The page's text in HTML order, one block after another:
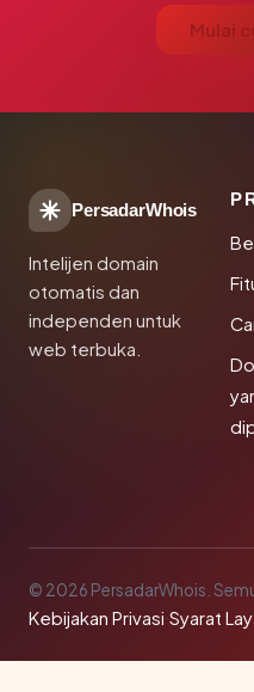
Mulai
PersadarWhois
Intelijen domain
otomatis dan
independen untuk
web terbuka.
© 2026 PersadarWhois.
Kebijakan Privasi·Syarat